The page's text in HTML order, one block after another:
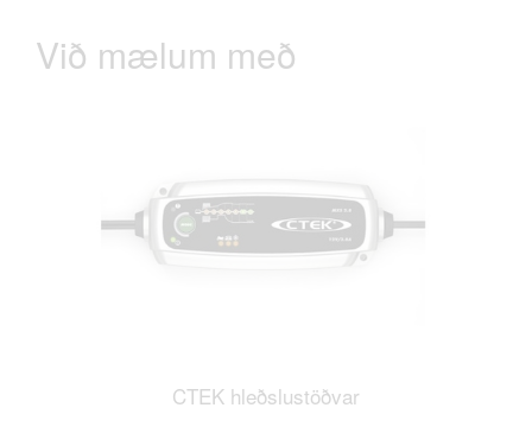
Við mælum með
CTEK hleðslustöðvar